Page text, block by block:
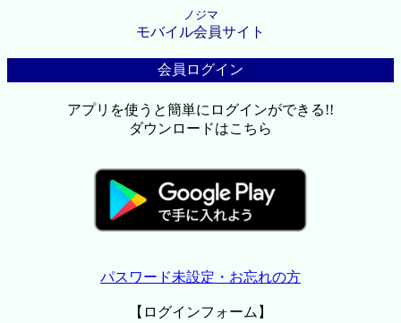
ノジマ
モバイル会員サイト
会員ログイン
アプリを使うと簡単にログインができる!!
ダウンロードはこちら
パスワード未設定・お忘れの方
【ログインフォーム】